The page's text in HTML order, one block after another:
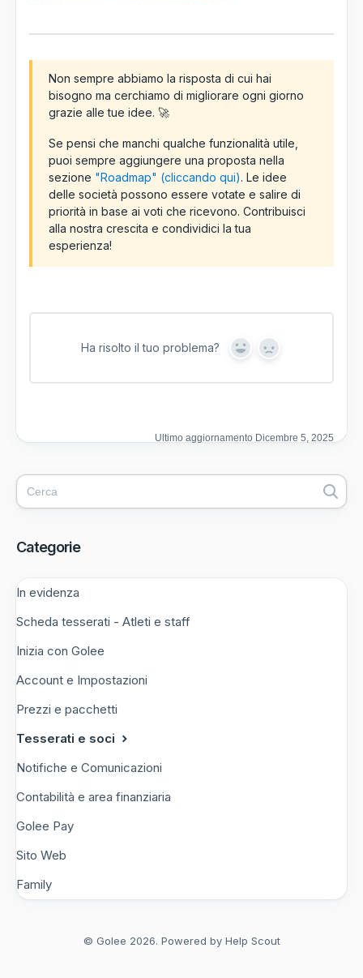
Non sempre abbiamo la risposta di cui hai
bisogno ma cerchiamo di migliorare ogni giorno
grazie alle tue idee. 🚀
Se pensi che manchi qualche funzionalità utile,
puoi sempre aggiungere una proposta nella
sezione "Roadmap" (cliccando qui). Le idee
delle società possono essere votate e salire di
priorità in base ai voti che ricevono. Contribuisci
alla nostra crescita e condividici la tua
esperienza!
Ha risolto il tuo problema?
Y
s
N
Ultimo aggiornamento Dicembre 5, 2025
Categorie
In evidenza
Scheda tesserati - Atleti e staff
Inizia con Golee
Account e Impostazioni
Prezzi e pacchetti
Tesserati e soci
Notifiche e Comunicazioni
Contabilità e area finanziaria
Golee Pay
Sito Web
Family
© Golee 2026. Powered by Help Scout